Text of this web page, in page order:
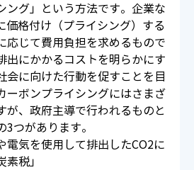
ング」という方法です。企業な
価格付け（プライシング）する
応じて費用負担を求めるもので
出にかかるコストを明らかにす
会に向けた行動を促すことを目
ーボンプライシングにはさまざ
が、政府主導で行われるものと
3つがあります。
電気を使用して排出したCO2に
税」